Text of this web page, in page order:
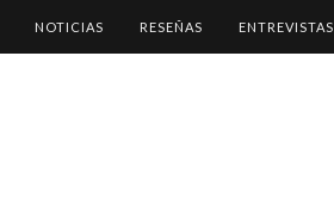
NOTICIAS RESEÑAS ENTREVISTAS